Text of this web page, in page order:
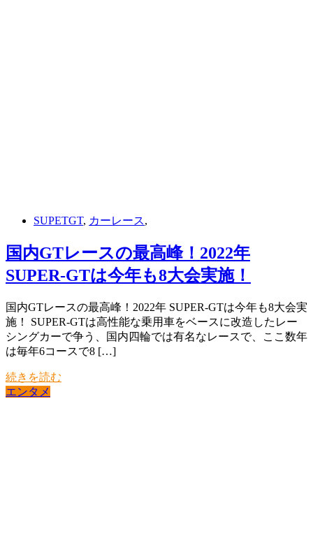
SUPETGT, カーレース,
国内GTレースの最高峰！2022年
SUPER-GTは今年も8大会実施！
国内GTレースの最高峰！2022年 SUPER-GTは今年も8大会実
施！ SUPER-GTは高性能な乗用車をベースに改造したレー
シングカーで争う、国内四輪では有名なレースで、ここ数年
は毎年6コースで8 […]
続きを読む
エンタメ